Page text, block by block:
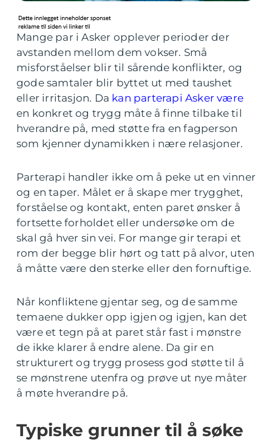
Mange par i Asker opplever perioder der
avstanden mellom dem vokser. Små
misforståelser blir til sårende konflikter, og
gode samtaler blir byttet ut med taushet
eller irritasjon. Da kan parterapi Asker være
en konkret og trygg måte å finne tilbake til
hverandre på, med støtte fra en fagperson
som kjenner dynamikken i nære relasjoner.
Parterapi handler ikke om å peke ut en vinner
og en taper. Målet er å skape mer trygghet,
forståelse og kontakt, enten paret ønsker å
fortsette forholdet eller undersøke om de
skal gå hver sin vei. For mange gir terapi et
rom der begge blir hørt og tatt på alvor, uten
å måtte være den sterke eller den fornuftige.
Når konfliktene gjentar seg, og de samme
temaene dukker opp igjen og igjen, kan det
være et tegn på at paret står fast i mønstre
de ikke klarer å endre alene. Da gir en
strukturert og trygg prosess god støtte til å
se mønstrene utenfra og prøve ut nye måter
å møte hverandre på.
Typiske grunner til å søke